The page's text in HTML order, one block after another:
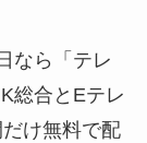
なら「テレ
総合とEテレ
け無料で配